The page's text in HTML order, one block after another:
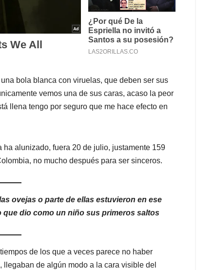
bola blanca con viruelas, que deben ser sus
vemos una de sus caras, acaso la peor
llena tengo por seguro que me hace efecto en
alunizado, fuera 20 de julio, justamente 159
no mucho después para ser sinceros.
ovejas o parte de ellas estuvieron en ese
dio como un niño sus primeros saltos
de los que a veces parece no haber
de algún modo a la cara visible del